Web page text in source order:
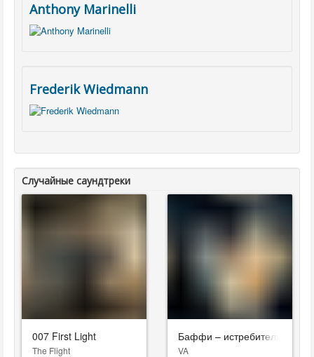
Anthony Marinelli
Frederik Wiedmann
Случайные саундтреки
007 First Light
The Flight
Баффи – истребительница
VA